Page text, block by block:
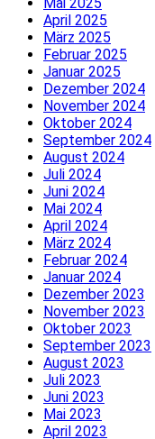
April 2025
März 2025
Februar 2025
Januar 2025
Dezember 2024
November 2024
Oktober 2024
September 2024
August 2024
Juli 2024
Juni 2024
Mai 2024
April 2024
März 2024
Februar 2024
Januar 2024
Dezember 2023
November 2023
Oktober 2023
September 2023
August 2023
Juli 2023
Juni 2023
Mai 2023
April 2023